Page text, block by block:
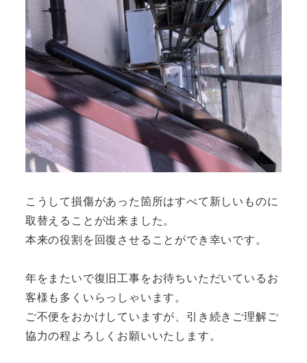
こうして損傷があった箇所はすべて新しいものに
取替えることが出来ました。
本来の役割を回復させることができ幸いです。
年をまたいで復旧工事をお待ちいただいているお
客様も多くいらっしゃいます。
ご不便をおかけしていますが、引き続きご理解ご
協力の程よろしくお願いいたします。